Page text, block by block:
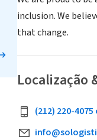
inclusion. We
that change.
Localização
(212) 220-4075